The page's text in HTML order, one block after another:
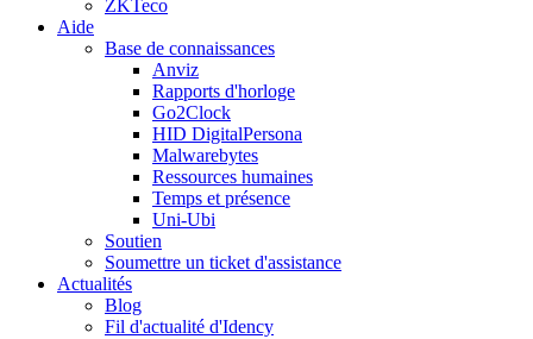
ZKTeco
Aide
Base de connaissances
Anviz
Rapports d'horloge
Go2Clock
HID DigitalPersona
Malwarebytes
Ressources humaines
Temps et présence
Uni-Ubi
Soutien
Soumettre un ticket d'assistance
Actualités
Blog
Fil d'actualité d'Idency